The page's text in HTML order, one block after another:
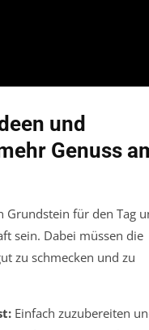
und
Genuss
Grundstein für den Tag
sein. Dabei müssen die
zu schmecken und zu
Einfach zuzubereiten